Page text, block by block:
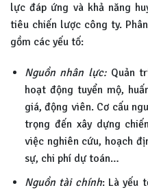
lực đáp ứng và khả năng
tiêu chiến lược công ty.
gồm các yếu tố:
Nguồn nhân lực:Quản
hoạt động tuyển mộ,
giá, động viên. Cơ cấu
trọng đến xây dựng
việc nghiên cứu, hoạch
sự, chi phí dự toán…
Nguồn tài chính: Là yếu